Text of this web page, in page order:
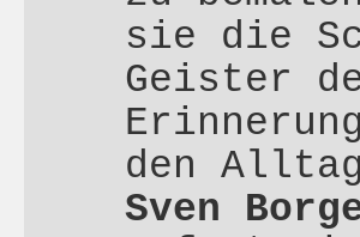
sie die
Geister
den
Sven